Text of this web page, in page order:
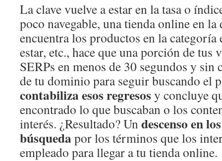
La clave vuelve a estar en la tasa o
poco navegable, una tienda online en
encuentra los productos en la categoría
estar, etc., hace que una porción de tus
SERPs en menos de 30 segundos y sin
de tu dominio para seguir buscando el
contabiliza esos regresosy concluye
encontrado lo que buscaban o los
interés. ¿Resultado? Undescenso en
búsquedapor los términos que los
empleado para llegar a tu tienda online.